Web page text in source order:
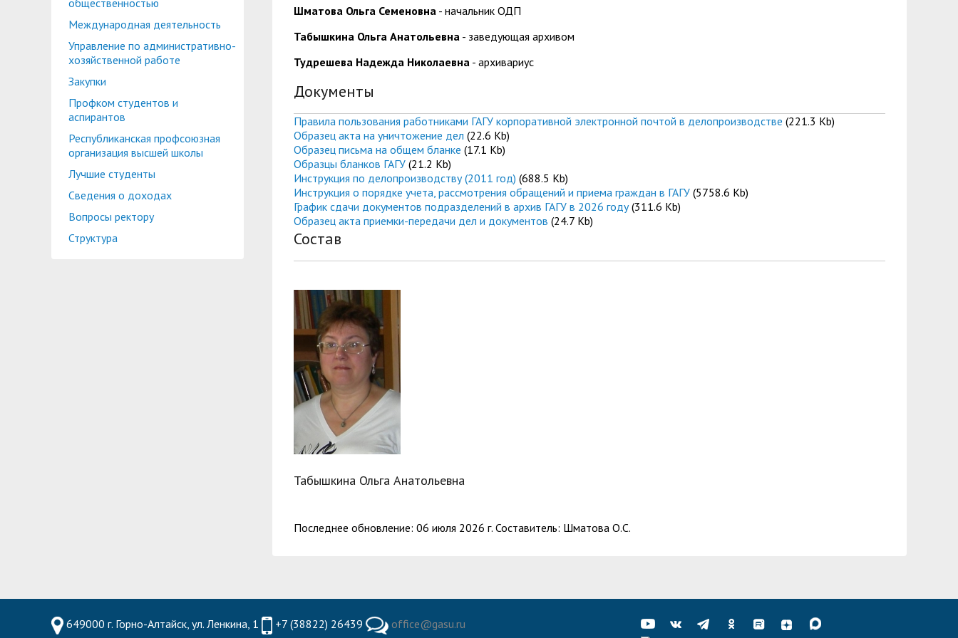
общественностью
Международная деятельность
Управление по административно-
хозяйственной работе
Закупки
Профком студентов и
аспирантов
Республиканская профсоюзная
организация высшей школы
Лучшие студенты
Сведения о доходах
Вопросы ректору
Структура
Шматова Ольга Семеновна - начальник ОДП
Табышкина Ольга Анатольевна - заведующая архивом
Тудрешева Надежда Николаевна - архивариус
Документы
Правила пользования работниками ГАГУ корпоративной электронной почтой в делопроизводстве (221.3 Kb)
Образец акта на уничтожение дел (22.6 Kb)
Образец письма на общем бланке (17.1 Kb)
Образцы бланков ГАГУ (21.2 Kb)
Инструкция по делопроизводству (2011 год) (688.5 Kb)
Инструкция о порядке учета, рассмотрения обращений и приема граждан в ГАГУ (5758.6 Kb)
График сдачи документов подразделений в архив ГАГУ в 2026 году (311.6 Kb)
Образец акта приемки-передачи дел и документов (24.7 Kb)
Состав
Табышкина Ольга Анатольевна
Последнее обновление: 06 июля 2026 г. Составитель: Шматова О.С.
649000 г. Горно-Алтайск, ул. Ленкина, 1 +7 (38822) 26439 office@gasu.ru